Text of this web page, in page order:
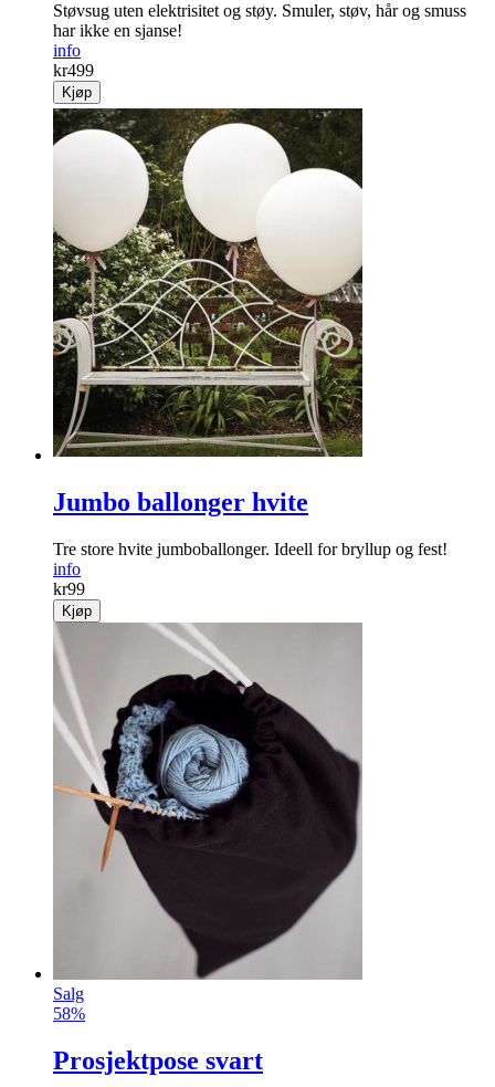
Støvsug uten elektrisitet og støy. Smuler, støv, hår og smuss
har ikke en sjanse!
info
kr499
Kjøp
Jumbo ballonger hvite
Tre store hvite jumboballonger. Ideell for bryllup og fest!
info
kr99
Kjøp
Salg
58%
Prosjektpose svart